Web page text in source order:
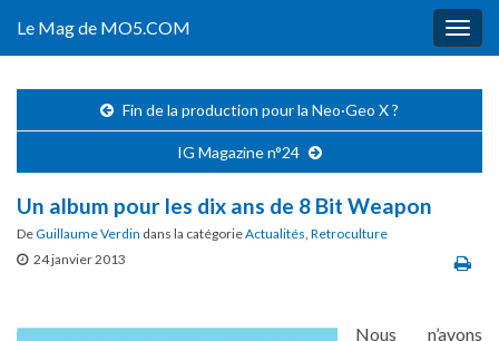
Le Mag de MO5.COM
Fin de la production pour la Neo·Geo X ?
IG Magazine n°24
Un album pour les dix ans de 8 Bit Weapon
DeGuillaume Verdin dans la catégorieActualités, Retroculture
24 janvier 2013
Nous n’avons